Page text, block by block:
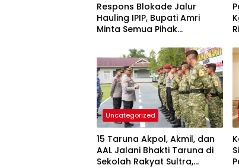
Respons Blokade Jalur
Hauling IPIP, Bupati Amri
Minta Semua Pihak
Kepastian Hukum
Uncategorized
15 Taruna Akpol, Akmil, dan
AAL Jalani Bhakti Taruna di
Sekolah Rakyat Sultra,